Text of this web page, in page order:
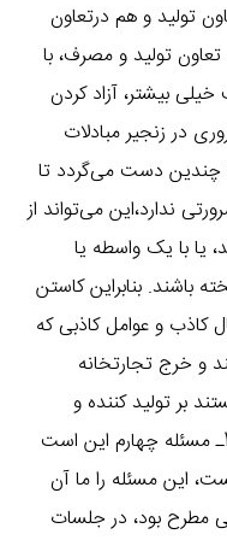
تولید و هم درتعاون
تولید و مصرف، با
بیشتر، آزاد کردن
در زنجیر مبادلات
چندین دست می‌گردد تا
ندارد،این می‌تواند از
یا با یک واسطه یا
باشند. بنابراین کاستن
کاذب و عوامل کاذبی که
و خرج تجارتخانه
بر تولید کننده و
مصرف کننده، از اهداف تعاونی است. 4ـ مسئله چهارم این است
این مسئله را ما آن
مطرح بود، در جلسات